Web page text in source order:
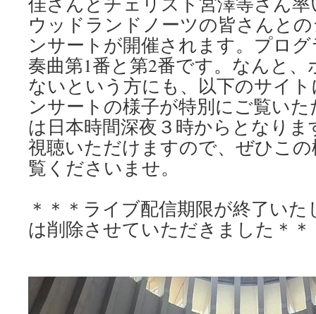
ウッドランドノーツの皆さんと
ンサートが開催されます。プロ
奏曲第1番と第2番です。なんと
ないという方にも、以下のサイ
ンサートの様子が特別にご覧い
は日本時間深夜３時からとなり
視聴いただけますので、ぜひこ
覧くださいませ。
＊＊＊ライブ配信期限が終了い
は削除させていただきました＊＊